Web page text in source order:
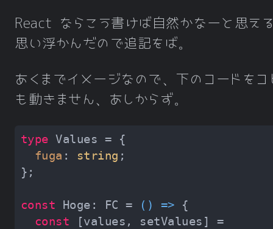
React ならこう書けば自然かなーと思え
思い浮かんだので追記をば。
あくまでイメージなので、下のコードをコ
も動きません、あしからず。
type
fuga : string
const Hoge: FC = () =>
const [values, setValues] =